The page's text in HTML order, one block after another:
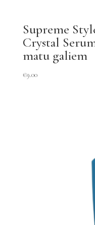
Supreme
Crystal
matu galiem
€9.00